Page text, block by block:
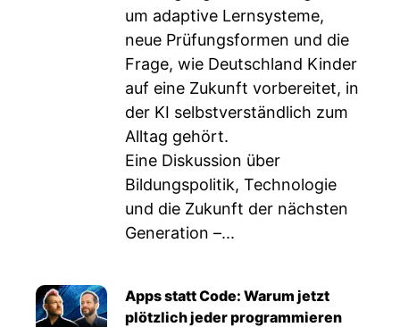
um adaptive Lernsysteme,
neue Prüfungsformen und die
Frage, wie Deutschland Kinder
auf eine Zukunft vorbereitet, in
der KI selbstverständlich zum
Alltag gehört.
Eine Diskussion über
Bildungspolitik, Technologie
und die Zukunft der nächsten
Generation –...
Apps statt Code: Warum jetzt
plötzlich jeder programmieren